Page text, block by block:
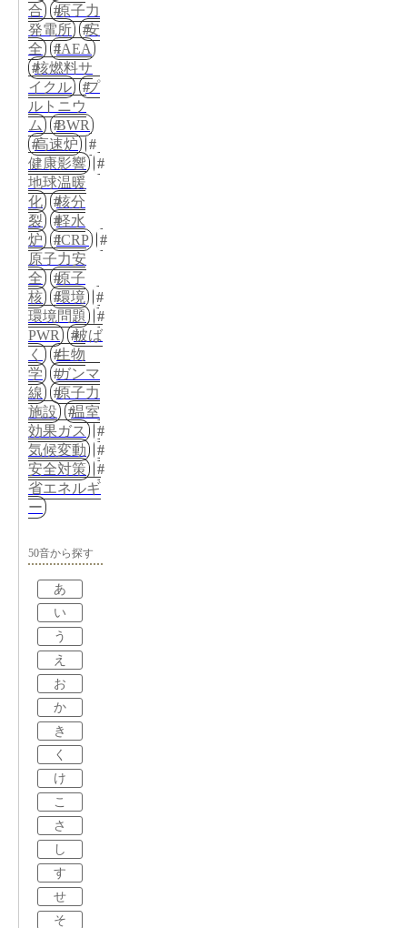
合
原子力
発電所
安
全
IAEA
核燃料サ
イクル
プ
ルトニウ
ム
BWR
高速炉
健康影響
地球温暖
化
核分
裂
軽水
炉
ICRP
原子力安
全
原子
核
環境
環境問題
PWR
被ば
く
生物
学
ガンマ
線
原子力
施設
温室
効果ガス
気候変動
安全対策
省エネルギ
ー
50音から探す
あ
い
う
え
お
か
き
く
け
こ
さ
し
す
せ
そ